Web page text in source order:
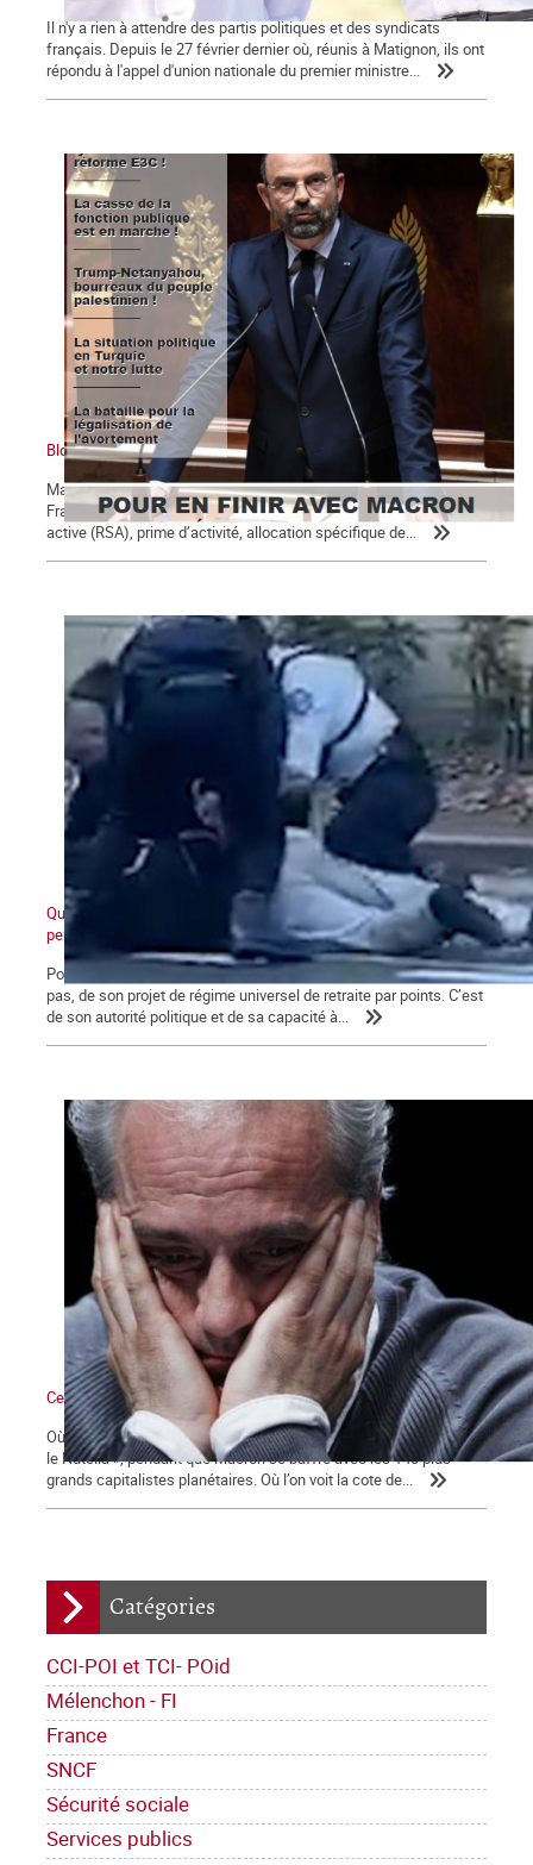
Catégories
CCI-POI et TCI- POid
Mélenchon - FI
France
SNCF
Sécurité sociale
Services publics
Il n'y a rien à attendre des partis politiques et des syndicats
français. Depuis le 27 février dernier où, réunis à Matignon, ils ont
répondu à l'appel d'union nationale du premier ministre...
Bloc notes, La Commune n° 123
Macron, président des 5 % des ménages les plus riches Un
Français sur 10 perçoit des minima sociaux : revenu de solidarité
active (RSA), prime d’activité, allocation spécifique de...
Quand ceux d'en bas ne veulent plus et que ceux d'en haut ne
peuvent plus
Pour Macron, ce qui se joue aujourd’hui va au-delà de l’avenir, ou
pas, de son projet de régime universel de retraite par points. C’est
de son autorité politique et de sa capacité à...
Ce qui se dessine
Où l’on voit les médias bien mangeants se ruer vers « la ruée sur
le Nutella », pendant que Macron se baffre avec les 140 plus
grands capitalistes planétaires. Où l’on voit la cote de...